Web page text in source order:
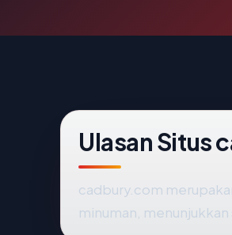
Ulasan Situs
cadbury.com
minuman,